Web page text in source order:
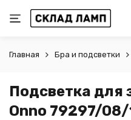
Главная Бра и подсветки
Подсветка для
Onno 79297/08/